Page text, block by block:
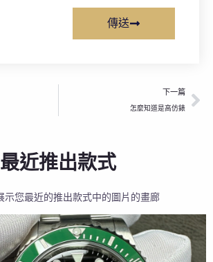
傳送
下一篇
怎麼知道是高仿錶
下
最近推出款式
示您最近的推出款式中的圖片的畫廊